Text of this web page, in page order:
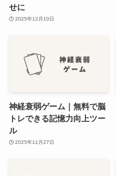
せに
2025年12月10日
神経衰弱ゲーム｜無料で脳
トレできる記憶力向上ツー
ル
2025年11月27日